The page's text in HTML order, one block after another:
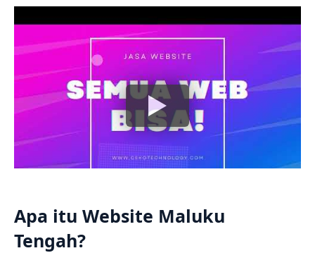
Apa itu Website Maluku
Tengah?